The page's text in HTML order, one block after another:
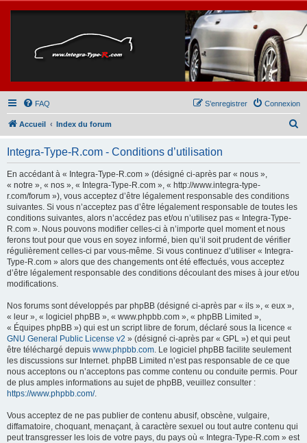
FAQ Connexion
S’enregistrer
Accueil Index du forum
Integra-Type-R.com - Conditions d’utilisation
En accédant à « Integra-Type-R.com » (désigné ci-après par « nous »,
« notre », « nos », « Integra-Type-R.com », « http://www.integra-type-
r.com/forum »), vous acceptez d’être légalement responsable des conditions
suivantes. Si vous n’acceptez pas d’être légalement responsable de toutes les
conditions suivantes, alors n’accédez pas et/ou n’utilisez pas « Integra-Type-
R.com ». Nous pouvons modifier celles-ci à n’importe quel moment et nous
ferons tout pour que vous en soyez informé, bien qu’il soit prudent de vérifier
régulièrement celles-ci par vous-même. Si vous continuez d’utiliser « Integra-
Type-R.com » alors que des changements ont été effectués, vous acceptez
d’être légalement responsable des conditions découlant des mises à jour et/ou
modifications.
Nos forums sont développés par phpBB (désigné ci-après par « ils », « eux »,
« leur », « logiciel phpBB », « www.phpbb.com », « phpBB Limited »,
« Équipes phpBB ») qui est un script libre de forum, déclaré sous la licence «
GNU General Public License v2 » (désigné ci-après par « GPL ») et qui peut
être téléchargé depuis www.phpbb.com. Le logiciel phpBB facilite seulement
les discussions sur Internet. phpBB Limited n’est pas responsable de ce que
nous acceptons ou n’acceptons pas comme contenu ou conduite permis. Pour
de plus amples informations au sujet de phpBB, veuillez consulter :
https://www.phpbb.com/.
Vous acceptez de ne pas publier de contenu abusif, obscène, vulgaire,
diffamatoire, choquant, menaçant, à caractère sexuel ou tout autre contenu qui
peut transgresser les lois de votre pays, du pays où « Integra-Type-R.com » est